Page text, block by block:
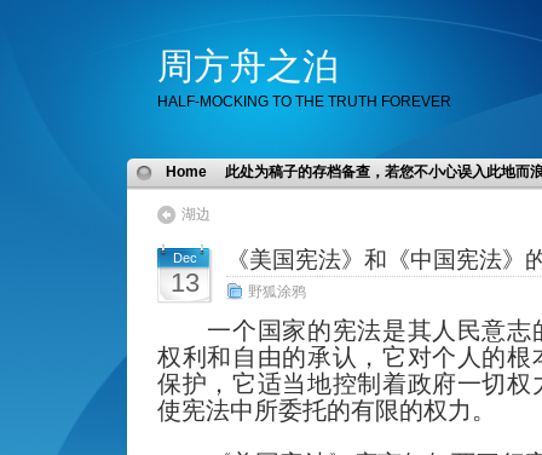
周方舟之泊
HALF-MOCKING TO THE TRUTH FOREVER
Home 此处为稿子的存档备查，若您不小心误入此地而
湖边
Dec
13
《美国宪法》和《中国宪法》
野狐涂鸦
一个国家的宪法是其人民意志
权利和自由的承认，它对个人的根
保护，它适当地控制着政府一切权
使宪法中所委托的有限的权力。